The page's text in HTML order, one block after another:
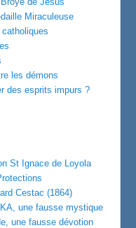
Miraculeuse
les démons
des esprits impurs ?
St Ignace de Loyola
Cestac (1864)
une fausse mystique
une fausse dévotion